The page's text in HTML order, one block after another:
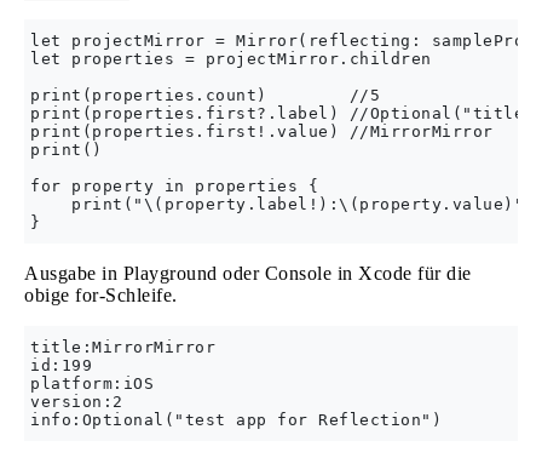
let projectMirror = Mirror(reflecting:
let properties = projectMirror.children
print(properties.count)        //5
print(properties.first?.label) //
print(properties.first!.value) //MirrorMirror
print()
for property in properties {
    print("\(property.label!):\(property.value)")
Ausgabe in Playground oder Console in Xcode für die
obige for-Schleife.
title:MirrorMirror
id:199
platform:iOS
version:2